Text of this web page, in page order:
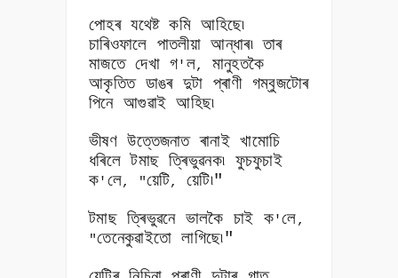
পোহৰ যথেষ্ট কমি আহিছে৷
চাৰিওফালে পাতলীয়া আন্ধাৰ৷ তাৰ
মাজতে দেখা গ' ল, মানুহতকৈ
আকৃতিত ডাঙৰ দুটা প্ৰাণী গম্বুজটোৰ
পিনে আগুৱাই আহিছ৷
ভীষণ উত্তেজনাত ৰানাই খামোচি
ধৰিলে টমাছ ত্ৰিভুৱনক৷ ফুচফুচাই
ক' লে, "য়েটি,য়েটি৷"
টমাছ ত্ৰিভুৱনে ভালকৈ চাই ক'লে,
"তেনেকুৱাইতো লাগিছে৷"